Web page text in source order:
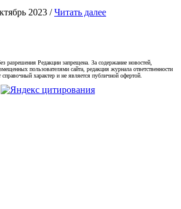
2023 /Читать далее
разрешения Редакции запрещена. За содержание новостей,
пользователями сайта, редакция журнала ответственности
характер и не является публичной офертой.